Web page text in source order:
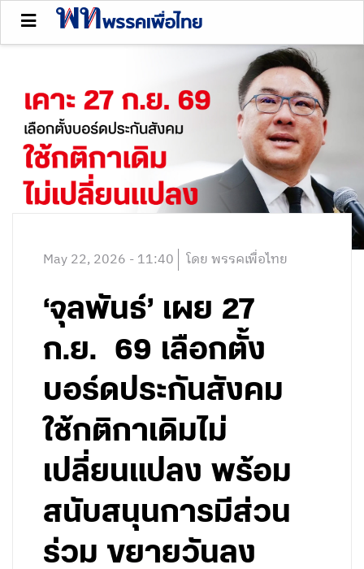
May 22, 2026 - 11:40 โดย พรรคเพื่อไทย
‘จุลพันธ์’ เผย 27
ก.ย. 69 เลือกตั้ง
บอร์ดประกันสังคม
ใช้กติกาเดิมไม่
เปลี่ยนแปลง พร้อม
สนับสนุนการมีส่วน
ร่วม ขยายวันลง